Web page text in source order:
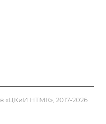
«ЦКиИ НТМК», 2017-2026